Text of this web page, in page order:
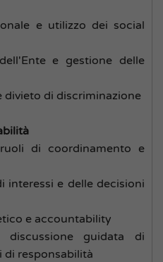
e utilizzo dei social
e gestione delle
divieto di discriminazione
di coordinamento e
interessi e delle decisioni
e accountability
discussione guidata di
di responsabilità